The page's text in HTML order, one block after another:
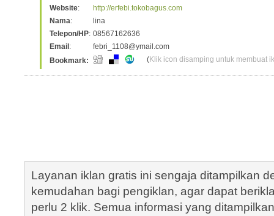
Website:
http://erfebi.tokobagus.com
Nama:
lina
Telepon/HP: 08567162636
Email :
febri_1108@ymail.com
Bookmark:
(Klik icon disamping untuk membuat
Layanan iklan gratis ini sengaja ditampilkan
kemudahan bagi pengiklan, agar dapat
perlu 2 klik. Semua informasi yang